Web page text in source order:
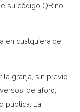
su código QR no
en cualquiera de
granja, sin previo
de aforo,
pública. La